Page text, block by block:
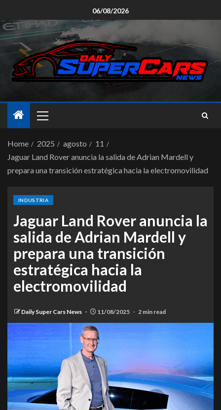
06/08/2026
Home 2025 agosto
11
Jaguar Land Rover anuncia la salida de Adrian Mardell y
prepara una transición estratégica hacia la electromovilidad
INDUSTRIA
Jaguar Land Rover anuncia la
salida de Adrian Mardell y
prepara una transición
estratégica hacia la
electromovilidad
Daily Super Cars News 11/08/2025 2 min read